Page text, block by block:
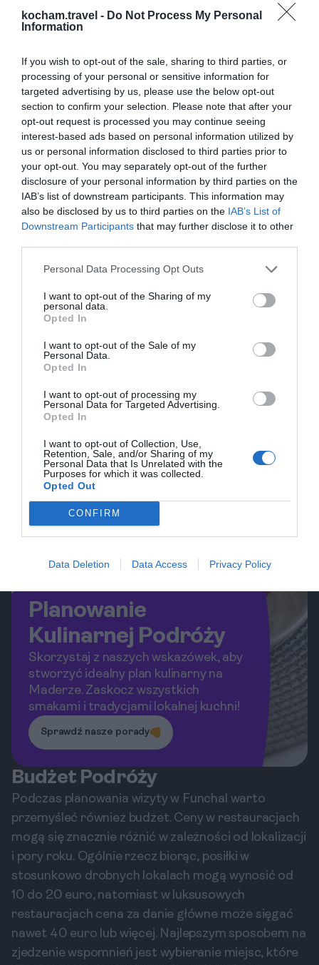
kocham.travel - Do Not Process My Personal
Information
If you wish to opt-out of the sale, sharing to third parties, or
processing of your personal or sensitive information for
targeted advertising by us, please use the below opt-out
section to confirm your selection. Please note that after your
opt-out request is processed you may continue seeing
interest-based ads based on personal information utilized by
us or personal information disclosed to third parties prior to
your opt-out. You may separately opt-out of the further
disclosure of your personal information by third parties on the
IAB’s list of downstream participants. This information may
also be disclosed by us to third parties on the IAB’s List of
Downstream Participants that may further disclose it to other
Personal Data Processing Opt Outs
I want to opt-out of the Sharing of my
personal data.
Opted In
I want to opt-out of the Sale of my
Personal Data.
Opted In
I want to opt-out of processing my
Personal Data for Targeted Advertising.
Opted In
I want to opt-out of Collection, Use,
Retention, Sale, and/or Sharing of my
Personal Data that Is Unrelated with the
Purposes for which it was collected.
Opted Out
CONFIRM
Data Deletion Data Access Privacy Policy
biletach oraz wynajmie samochodu, co
podróż i odkryć najpiękniejsze zakątki
wyspy.
2
Portugalia. Kąpieliska i plaże w
Funchal: Gdzie popływać w oceanie?
które zachwyca niesamowitymi plażami
i kąpieliskami. Te naturalne skarby,
otoczone malowniczymi krajobrazami,
oferują zarówno głębokie, błękitne
wody, jak i bezpieczne miejsca do
pływania, które są dostępne dla
każdego. Bez względu na to, czy jesteś
miłośnikiem sportów wodnych,
nurkowania, czy po prostu szukasz
miejsca do relaksu i opalania, Funchal
ma wszystko, co potrzebne na idealne
wakacje.
1 13.02.2026•4 min
3
Portugalia. Funchal poza szlakiem:
Odkryj ukryte perełki stolicy
Madery
Ten przewodnik to zaproszenie do
Funchal, jakiego nie znają zwykli turyści.
Odkryj ze mną sekretne zaułki,
autentyczne smaki i miejsca z duszą,
które sprawią, że zakochasz się w
stolicy Madery na nowo.
4
Funchal z dziećmi: Atrakcje dla
rodzin w stolicy Madery
Funchal, malownicza stolica Madery, to
doskonała lokalizacja dla rodzin z
najmłodszych, jak i dorosłych. Już teraz
odkryj, jakie magiczne miejsca czekają
na Ciebie i Twoje dzieci!
'Ogrodzie Atlantyku'
'Ogród Atlantyku'. Miasto zachwyca
Wybierz się na 9-dniowy wypad do
destynację pełną przygód i relaksu.
Planowanie
Kulinarnej Podróży
Skorzystaj z naszych wskazówek, aby
stworzyć idealny plan kulinarny na
Maderze. Zaskocz wszystkich
smakami i tradycjami lokalnej kuchni!
Sprawdź nasze porady
Budżet Podróży
Podczas planowania wizyty w Funchal warto
przemyśleć również budżet. Ceny w restauracjach
mogą się znacznie różnić w zależności od lokalizacji
i pory roku. Ogólnie rzecz biorąc, posiłki w
stosunkowo drobnych lokalach mogą wynosić od
10 do 20 euro, natomiast w luksusowych
restauracjach cena za danie główne może sięgać
nawet 40 euro lub więcej. Najlepszym sposobem na
zjedzenie wspomnień jest wybieranie miejsc, które